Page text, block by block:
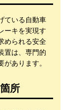
ている自動車
ーキを実現す
められる安全
置は、専門的
あります。
所